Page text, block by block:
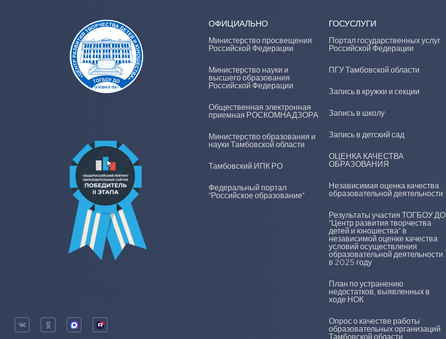
ОФИЦИАЛЬНО
Министерство просвещения
Российской Федерации
Министерство науки и
высшего образования
Российской Федерации
Общественная электронная
приемная РОСКОМНАДЗОРА
Министерство образования и
науки Тамбовской области
Тамбовский ИПК РО
Федеральный портал
"Российское образование"
ГОСУСЛУГИ
Портал государственных услуг
Российской Федерации
ПГУ Тамбовской области
Запись в кружки и секции
Запись в школу
Запись в детский сад
ОЦЕНКА КАЧЕСТВА
ОБРАЗОВАНИЯ
Независимая оценка качества
образовательной деятельности
Результаты участия ТОГБОУ ДО
"Центр развития творчества
детей и юношества" в
независимой оценке качества
условий осуществления
образовательной деятельности
в 2025 году
План по устранению
недостатков, выявленных в
ходе НОК
Опрос о качестве работы
образовательных организаций
Тамбовской области